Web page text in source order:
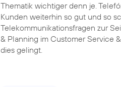
Thematik wichtiger denn je.
Kunden weiterhin so gut und so
Telekommunikationsfragen zur
& Planning im Customer Service
dies gelingt.